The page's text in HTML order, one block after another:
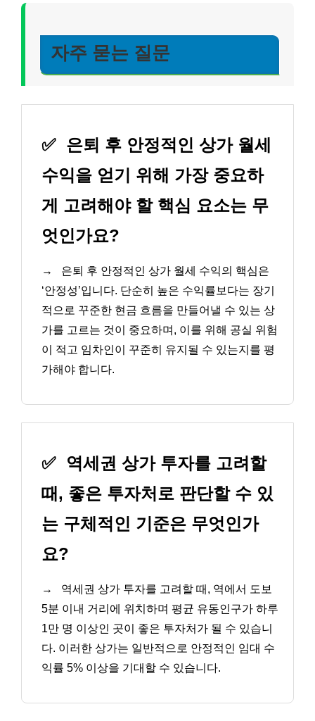
자주 묻는 질문
✅ 은퇴 후 안정적인 상가 월세
수익을 얻기 위해 가장 중요하
게 고려해야 할 핵심 요소는 무
엇인가요?
→
은퇴 후 안정적인 상가 월세 수익의 핵심은
‘안정성’입니다. 단순히 높은 수익률보다는 장기
적으로 꾸준한 현금 흐름을 만들어낼 수 있는 상
가를 고르는 것이 중요하며, 이를 위해 공실 위험
이 적고 임차인이 꾸준히 유지될 수 있는지를 평
가해야 합니다.
✅
역세권 상가 투자를 고려할
때, 좋은 투자처로 판단할 수 있
는 구체적인 기준은 무엇인가
요?
→
역세권 상가 투자를 고려할 때, 역에서 도보
5분 이내 거리에 위치하며 평균 유동인구가 하루
1만 명 이상인 곳이 좋은 투자처가 될 수 있습니
다. 이러한 상가는 일반적으로 안정적인 임대 수
익률 5% 이상을 기대할 수 있습니다.